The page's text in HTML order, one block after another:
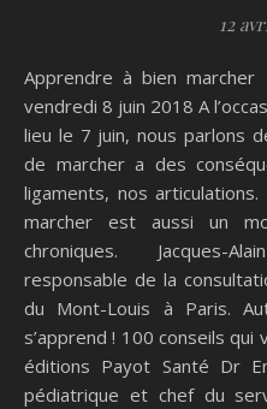
12
Apprendre à bien marcher Par Caroline Paré Diffusion :
vendredi 8 juin 2018 A
lieu le 7 juin, nous parlons
de marcher a des
ligaments, nos
marcher est aussi un
chroniques. Jacques-
responsable de la
du Mont-Louis à Paris.
s’apprend ! 100 conseils
éditions Payot Santé Dr
pédiatrique et chef du